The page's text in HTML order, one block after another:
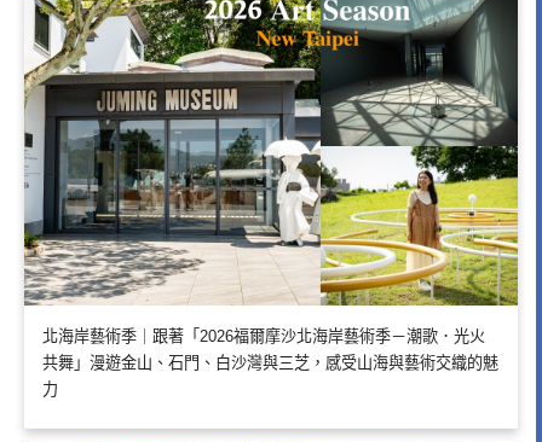
北海岸藝術季｜跟著「2026福爾摩沙北海岸藝術季－潮歌．光火
共舞」漫遊金山、石門、白沙灣與三芝，感受山海與藝術交織的魅
力